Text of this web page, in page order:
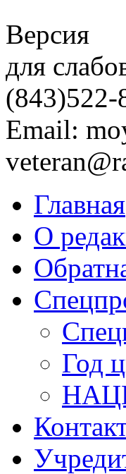
Версия
для
(843)522-
Email:
Главная
О
Год